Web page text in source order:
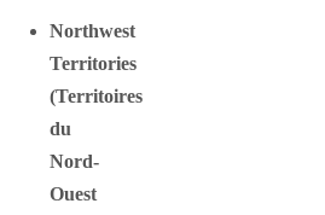
Northwest
Territories
(Territoires
du
Nord-
Ouest